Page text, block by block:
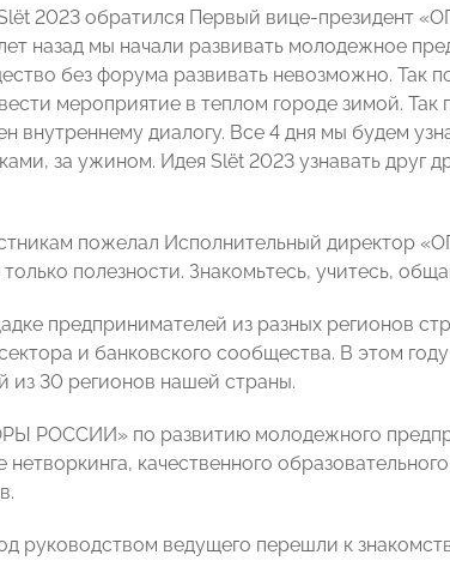
2023 обратился Первый вице-президент
лет назад мы начали развивать молодежное
без форума развивать невозможно. Так
мероприятие в теплом городе зимой. Так
диалогу. Все 4 дня мы будем
за ужином. Идея Slёt 2023 узнавать друг
пожелал Исполнительный директор
полезности. Знакомьтесь, учитесь,
предпринимателей из разных регионов
и банковского сообщества. В этом
30 регионов нашей страны.
РОССИИ» по развитию молодежного
качественного
руководством ведущего перешли к